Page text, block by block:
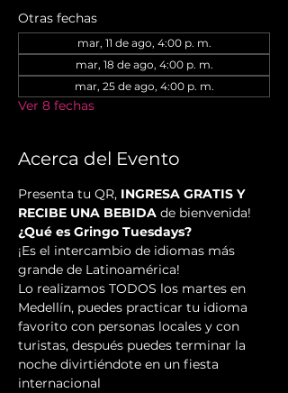
Otras fechas
mar, 11 de ago, 4:00 p. m.
mar, 18 de ago, 4:00 p. m.
mar, 25 de ago, 4:00 p. m.
Ver 8 fechas
Acerca del Evento
Presenta tu QR, INGRESA GRATIS Y
RECIBE UNA BEBIDA de bienvenida!
¿Qué es Gringo Tuesdays?
¡Es el intercambio de idiomas más
grande de Latinoamérica!
Lo realizamos TODOS los martes en
Medellín, puedes practicar tu idioma
favorito con personas locales y con
turistas, después puedes terminar la
noche divirtiéndote en un fiesta
internacional